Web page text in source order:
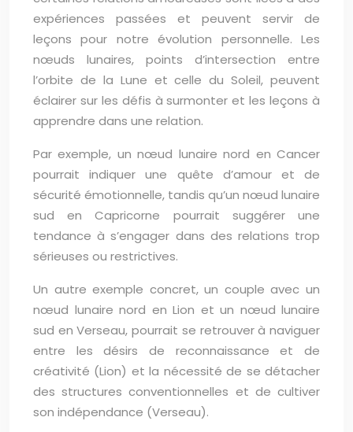
expériences passées et peuvent servir de
leçons pour notre évolution personnelle. Les
nœuds lunaires, points d’intersection entre
l’orbite de la Lune et celle du Soleil, peuvent
éclairer sur les défis à surmonter et les leçons à
apprendre dans une relation.
Par exemple, un nœud lunaire nord en Cancer
pourrait indiquer une quête d’amour et de
sécurité émotionnelle, tandis qu’un nœud lunaire
sud en Capricorne pourrait suggérer une
tendance à s’engager dans des relations trop
sérieuses ou restrictives.
Un autre exemple concret, un couple avec un
nœud lunaire nord en Lion et un nœud lunaire
sud en Verseau, pourrait se retrouver à naviguer
entre les désirs de reconnaissance et de
créativité (Lion) et la nécessité de se détacher
des structures conventionnelles et de cultiver
son indépendance (Verseau).